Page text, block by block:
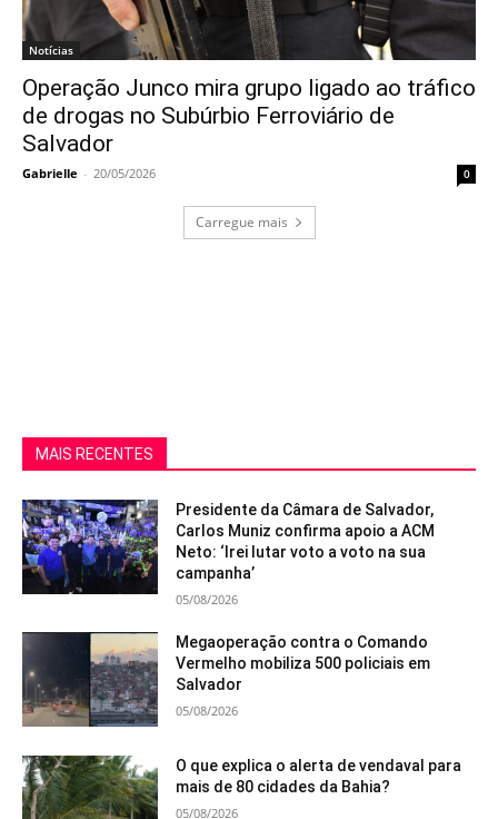
Notícias
Operação Junco mira grupo ligado ao tráfico
de drogas no Subúrbio Ferroviário de
Salvador
Gabrielle - 20/05/2026 0
Carregue mais
MAIS RECENTES
Presidente da Câmara de Salvador,
Carlos Muniz confirma apoio a ACM
Neto: ‘Irei lutar voto a voto na sua
campanha’
05/08/2026
Megaoperação contra o Comando
Vermelho mobiliza 500 policiais em
Salvador
05/08/2026
O que explica o alerta de vendaval para
mais de 80 cidades da Bahia?
05/08/2026